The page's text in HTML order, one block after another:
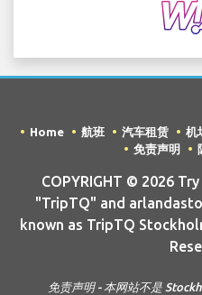
Home 航班 汽车租赁 机
免责声明
COPYRIGHT © 2026
"TripTQ" and
known as TripTQ
免责声明 - 本网站不是